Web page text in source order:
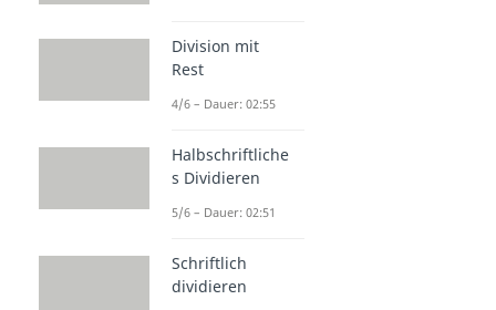
Division mit
Rest
4/6 – Dauer: 02:55
Halbschriftliche
s Dividieren
5/6 – Dauer: 02:51
Schriftlich
dividieren